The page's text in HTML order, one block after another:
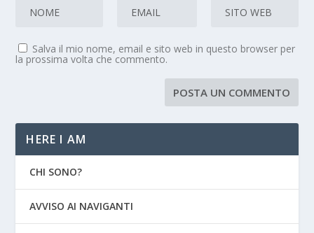
Salva il mio nome, email e sito web in questo browser per
la prossima volta che commento.
HERE I AM
CHI SONO?
AVVISO AI NAVIGANTI